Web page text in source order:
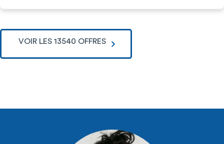
VOIR LES 13540 OFFRES